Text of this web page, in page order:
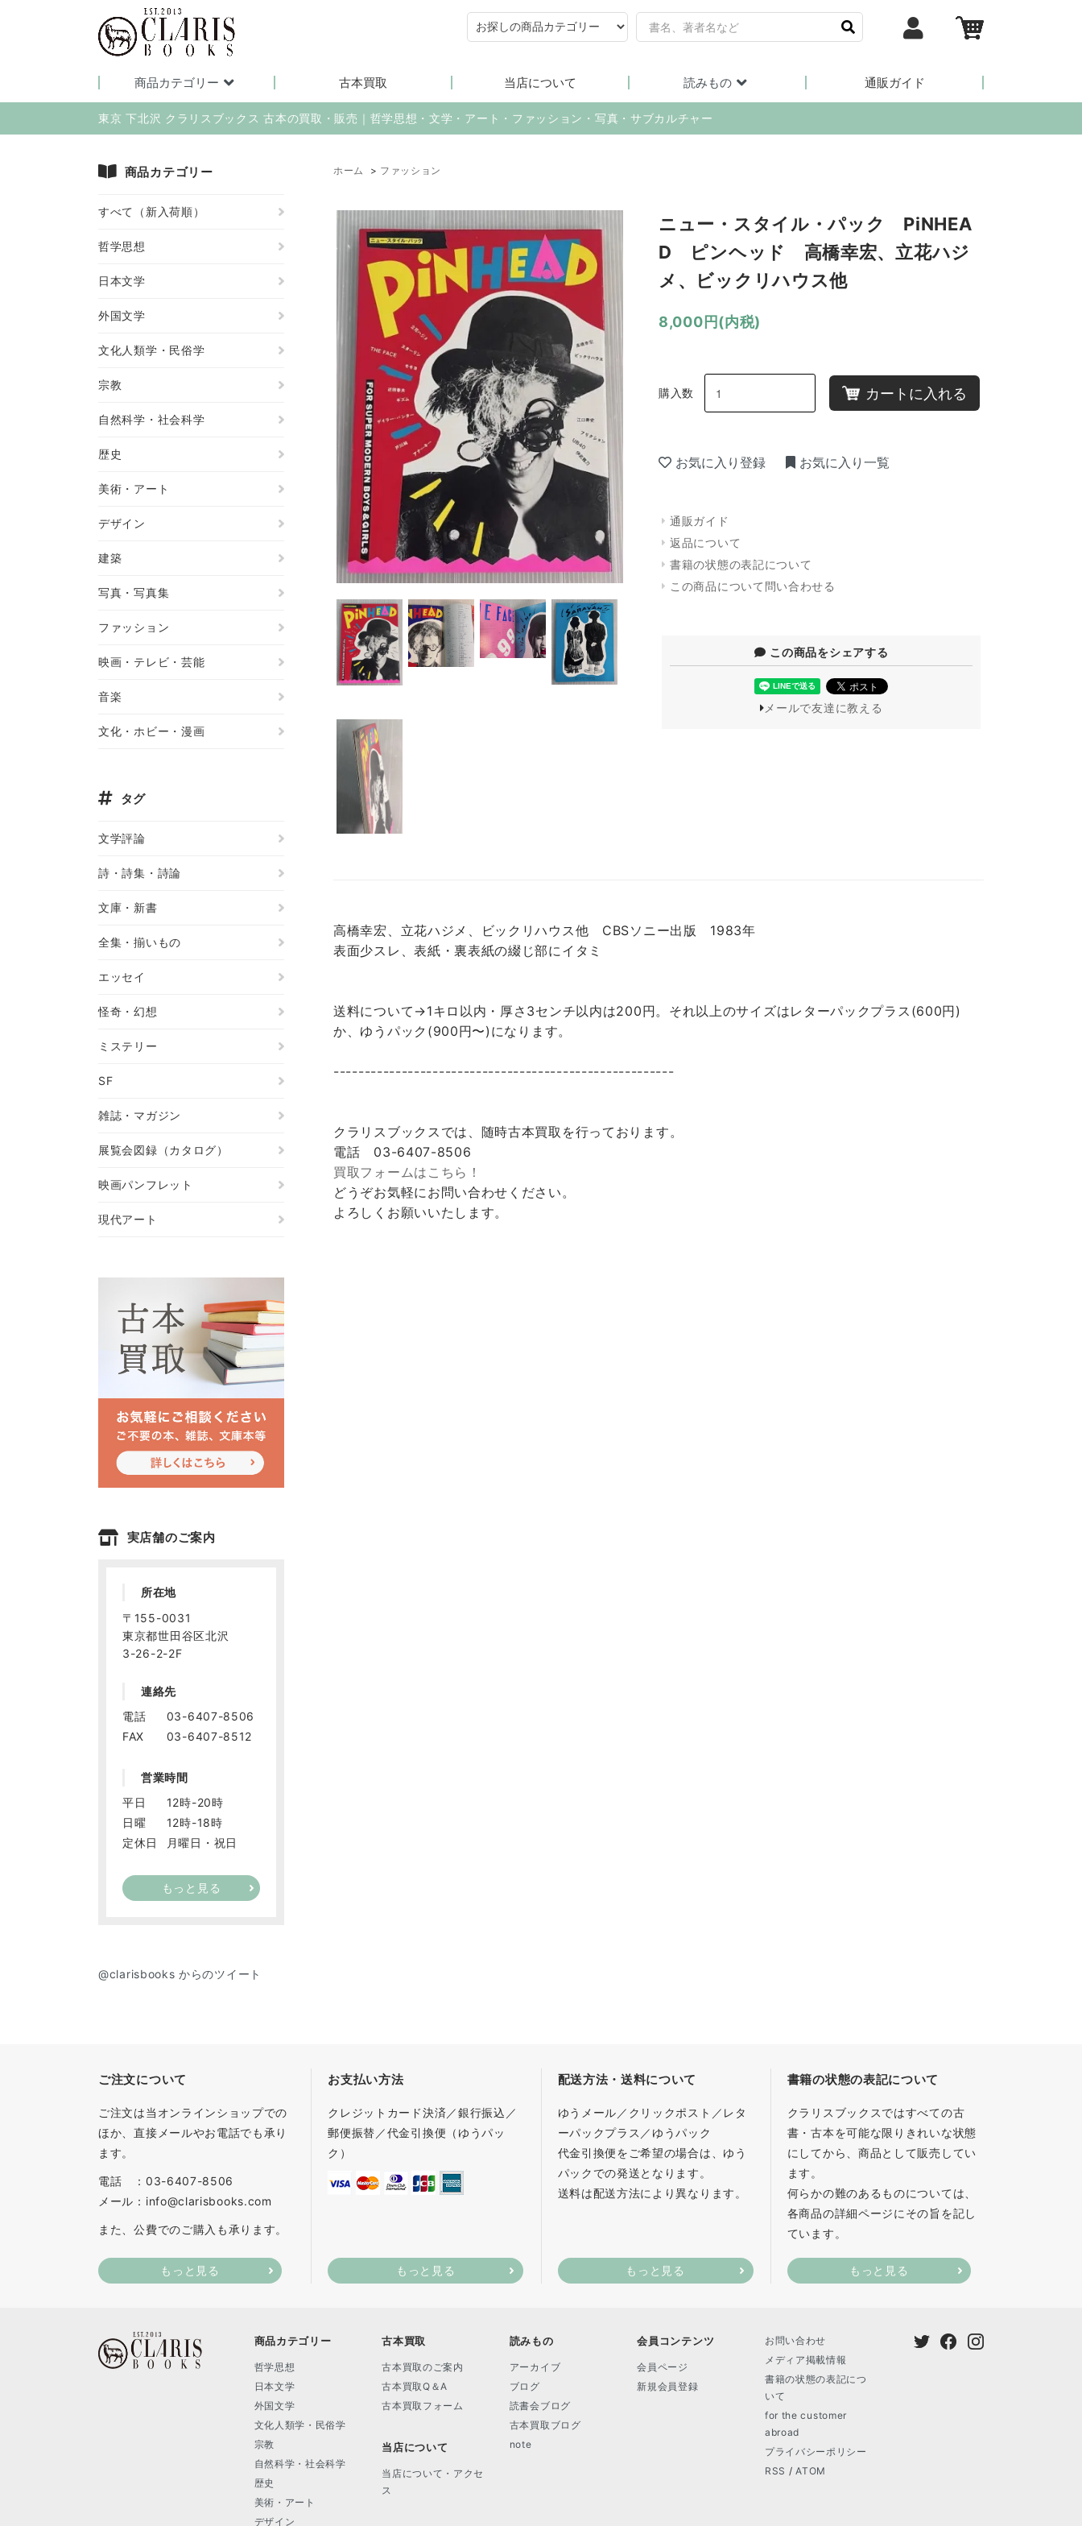
商品カテゴリー 古本買取 当店について 読みもの 通販ガイド
東京 下北沢 クラリスブックス 古本の買取・販売｜哲学思想・文学・アート・ファッション・写真・サブカルチャー
ホーム > ファッション
ニュー・スタイル・パック PiNHEA
D ピンヘッド 高橋幸宏、立花ハジ
メ、ビックリハウス他
8,000円(内税)
購入数 カートに入れる
お気に入り登録 お気に入り一覧
通販ガイド
返品について
書籍の状態の表記について
この商品について問い合わせる
この商品をシェアする
メールで友達に教える
高橋幸宏、立花ハジメ、ビックリハウス他 CBSソニー出版 1983年
表面少スレ、表紙・裏表紙の綴じ部にイタミ
送料について→1キロ以内・厚さ3センチ以内は200円。それ以上のサイズはレターパックプラス(600円)
か、ゆうパック(900円〜)になります。
-------------------------------------------------------
クラリスブックスでは、随時古本買取を行っております。
電話 03-6407-8506
買取フォームはこちら！
どうぞお気軽にお問い合わせください。
よろしくお願いいたします。
商品カテゴリー
すべて（新入荷順）
哲学思想
日本文学
外国文学
文化人類学・民俗学
宗教
自然科学・社会科学
歴史
美術・アート
デザイン
建築
写真・写真集
ファッション
映画・テレビ・芸能
音楽
文化・ホビー・漫画
タグ
文学評論
詩・詩集・詩論
文庫・新書
全集・揃いもの
エッセイ
怪奇・幻想
ミステリー
SF
雑誌・マガジン
展覧会図録（カタログ）
映画パンフレット
現代アート
実店舗のご案内
所在地
〒155-0031
東京都世田谷区北沢
3-26-2-2F
連絡先
電話
03-6407-8506
FAX
03-6407-8512
営業時間
平日
12時-20時
日曜
12時-18時
定休日
月曜日・祝日
もっと見る
@clarisbooks からのツイート
ご注文について
ご注文は当オンラインショップでの
ほか、直接メールやお電話でも承り
ます。
電話 ：03-6407-8506
メール：info@clarisbooks.com
また、公費でのご購入も承ります。
もっと見る
お支払い方法
クレジットカード決済／銀行振込／
郵便振替／代金引換便（ゆうパッ
ク）
もっと見る
配送方法・送料について
ゆうメール／クリックポスト／レタ
ーパックプラス／ゆうパック
代金引換便をご希望の場合は、ゆう
パックでの発送となります。
送料は配送方法により異なります。
もっと見る
書籍の状態の表記について
クラリスブックスではすべての古
書・古本を可能な限りきれいな状態
にしてから、商品として販売してい
ます。
何らかの難のあるものについては、
各商品の詳細ページにその旨を記し
ています。
もっと見る
商品カテゴリー
哲学思想
日本文学
外国文学
文化人類学・民俗学
宗教
自然科学・社会科学
歴史
美術・アート
デザイン
古本買取
古本買取のご案内
古本買取Q＆A
古本買取フォーム
当店について
当店について・アクセ
ス
読みもの
アーカイブ
ブログ
読書会ブログ
古本買取ブログ
note
会員コンテンツ
会員ページ
新規会員登録
お問い合わせ
メディア掲載情報
書籍の状態の表記につ
いて
for the customer
abroad
プライバシーポリシー
RSS /ATOM